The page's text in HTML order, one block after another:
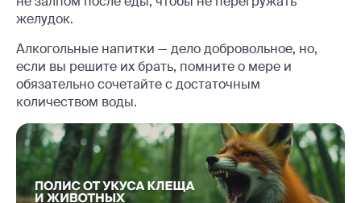
желудок.
Алкогольные напитки — дело добровольное, но,
если вы решите их брать, помните о мере и
обязательно сочетайте с достаточным
количеством воды.